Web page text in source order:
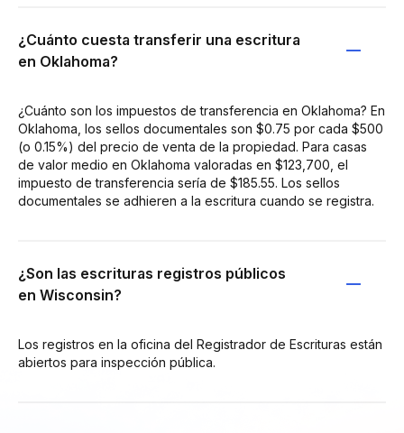
¿Cuánto cuesta transferir una escritura
en Oklahoma?
¿Cuánto son los impuestos de transferencia en Oklahoma? En
Oklahoma, los sellos documentales son $0.75 por cada $500
(o 0.15%) del precio de venta de la propiedad. Para casas
de valor medio en Oklahoma valoradas en $123,700, el
impuesto de transferencia sería de $185.55. Los sellos
documentales se adhieren a la escritura cuando se registra.
¿Son las escrituras registros públicos
en Wisconsin?
Los registros en la oficina del Registrador de Escrituras están
abiertos para inspección pública.